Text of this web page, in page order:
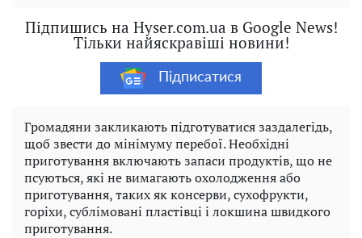
Підпишись на Hyser.com.ua в Google News!
Тільки найяскравіші новини!
Підписатися
Громадяни закликають підготуватися заздалегідь,
щоб звести до мінімуму перебої. Необхідні
приготування включають запаси продуктів, що не
псуються, які не вимагають охолодження або
приготування, таких як консерви, сухофрукти,
горіхи, сублімовані пластівці і локшина швидкого
приготування.